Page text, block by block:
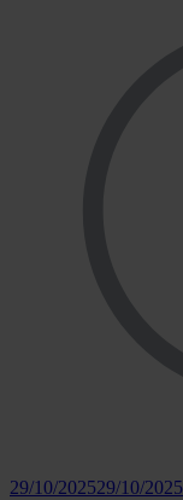
29/10/202529/10/2025